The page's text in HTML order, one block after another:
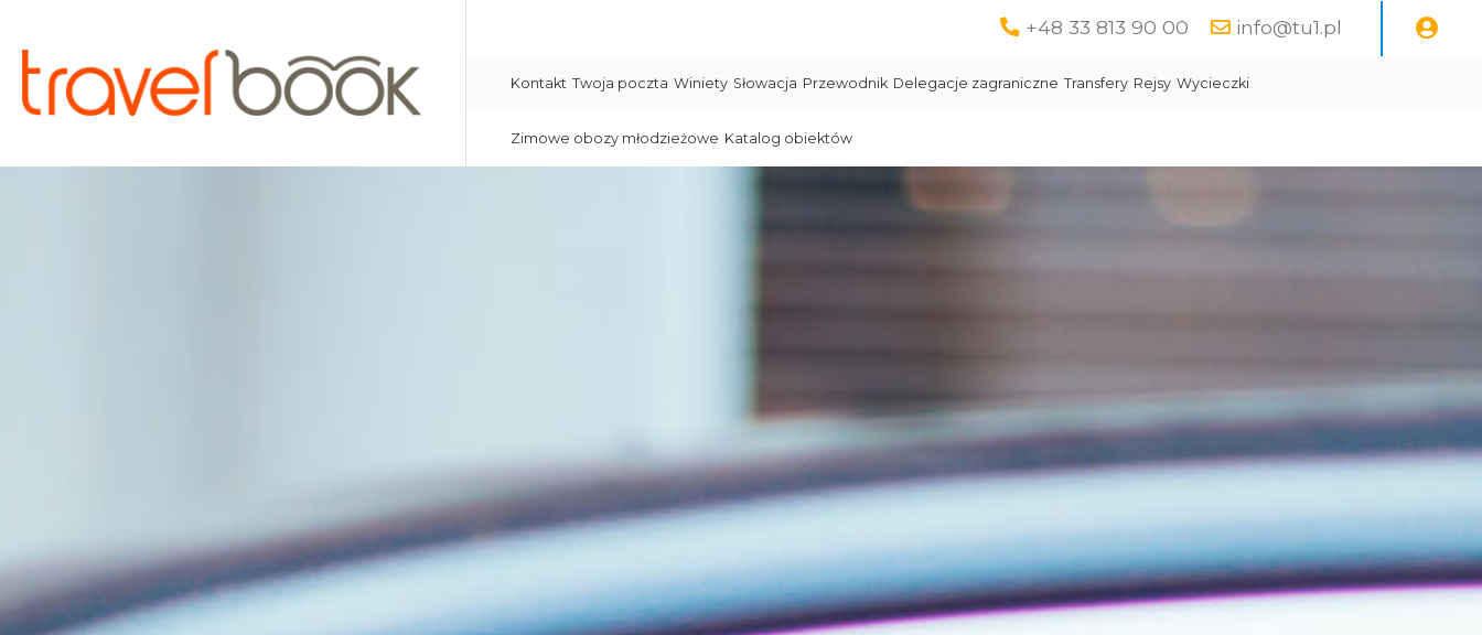
+48 33 813 90 00 info@tu1.pl
Kontakt Twoja poczta Winiety Słowacja Przewodnik Delegacje zagraniczne Transfery Rejsy Wycieczki
Zimowe obozy młodzieżowe Katalog obiektów